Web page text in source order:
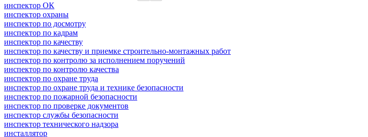
инспектор ОК
инспектор охраны
инспектор по досмотру
инспектор по кадрам
инспектор по качеству
инспектор по качеству и приемке строительно-монтажных работ
инспектор по контролю за исполнением поручений
инспектор по контролю качества
инспектор по охране труда
инспектор по охране труда и технике безопасности
инспектор по пожарной безопасности
инспектор по проверке документов
инспектор службы безопасности
инспектор технического надзора
инсталлятор